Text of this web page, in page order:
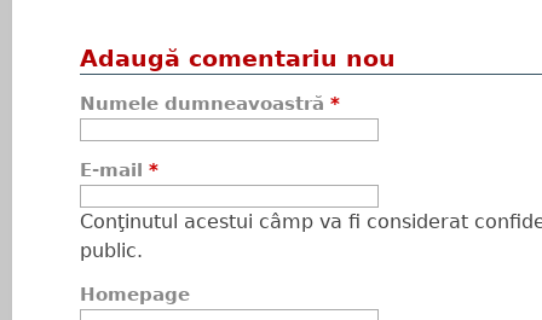
Adaugă comentariu nou
Numele dumneavoastră *
E-mail *
Conţinutul acestui câmp va fi considerat
public.
Homepage